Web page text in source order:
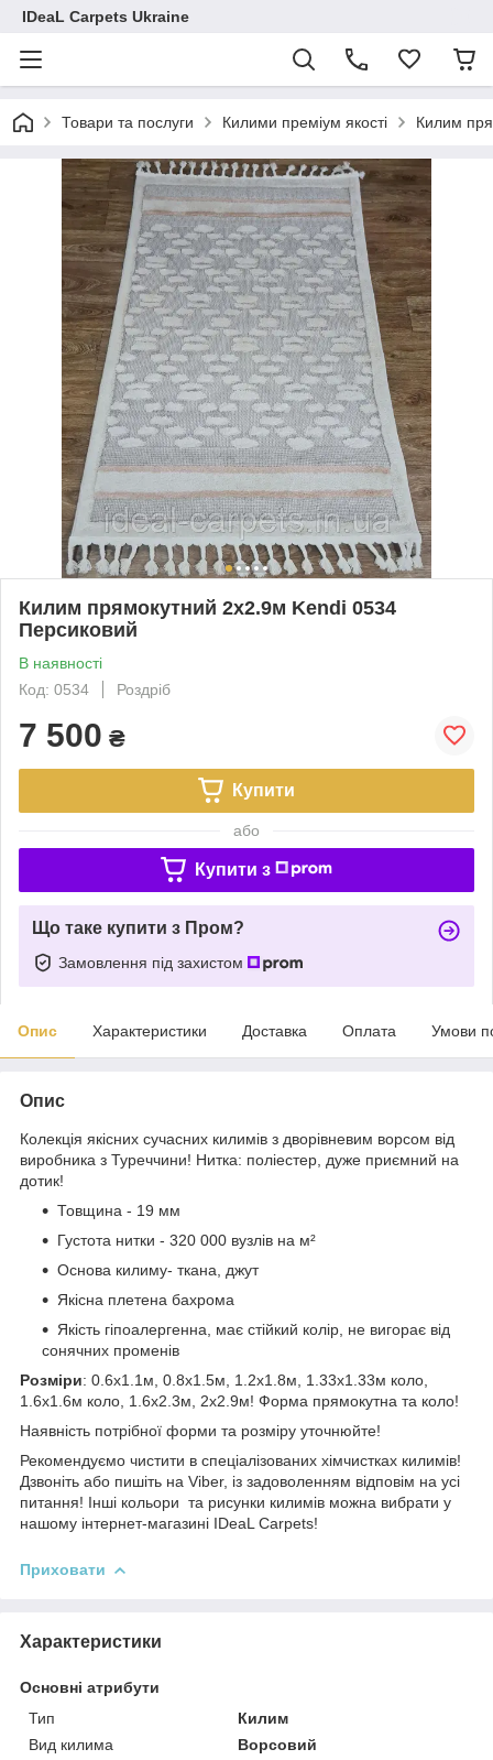
IDeaL Carpets Ukraine
Товари та послуги Килими преміум якості Килим
Килим прямокутний 2х2.9м Kendi 0534
Персиковий
В наявності
Код: 0534
Роздріб
7 500 ₴
Купити
або
Купити з
Що таке купити з Пром?
Замовлення під захистом
Опис Характеристики Доставка Оплата Умови
Опис
Колекція якісних сучасних килимів з дворівневим ворсом від
виробника з Туреччини! Нитка: поліестер, дуже приємний на
дотик!
Товщина - 19 мм
Густота нитки - 320 000 вузлів на м²
Основа килиму- ткана, джут
Якісна плетена бахрома
Якість гіпоалергенна, має стійкий колір, не вигорає від
сонячних променів
Розміри: 0.6х1.1м, 0.8х1.5м, 1.2х1.8м, 1.33х1.33м коло,
1.6х1.6м коло, 1.6х2.3м, 2х2.9м! Форма прямокутна та коло!
Наявність потрібної форми та розміру уточнюйте!
Рекомендуємо чистити в спеціалізованих хімчистках килимів!
Дзвоніть або пишіть на Viber, із задоволенням відповім на усі
питання! Інші кольори та рисунки килимів можна вибрати у
нашому інтернет-магазині IDeaL Carpets!
Приховати
Характеристики
Основні атрибути
Тип
Килим
Вид килима
Ворсовий